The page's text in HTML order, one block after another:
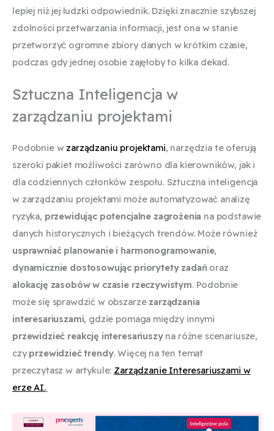
lepiej niż jej ludzki odpowiednik. Dzięki znacznie szybszej
zdolności przetwarzania informacji, jest ona w stanie
przetworzyć ogromne zbiory danych w krótkim czasie,
podczas gdy jednej osobie zajęłoby to kilka dekad.
Sztuczna Inteligencja w
zarządzaniu projektami
Podobnie w zarządzaniu projektami, narzędzia te oferują
szeroki pakiet możliwości zarówno dla kierowników, jak i
dla codziennych członków zespołu. Sztuczna inteligencja
w zarządzaniu projektami może automatyzować analizę
ryzyka, przewidując potencjalne zagrożenia na podstawie
danych historycznych i bieżących trendów. Może również
usprawniać planowanie i harmonogramowanie,
dynamicznie dostosowując priorytety zadań oraz
alokację zasobów w czasie rzeczywistym. Podobnie
może się sprawdzić w obszarze zarządzania
interesariuszami, gdzie pomaga między innymi
przewidzieć reakcję interesariuszyna różne scenariusze,
czyprzewidzieć trendy. Więcej na ten temat
przeczytasz w artykule: Zarządzanie Interesariuszami w
erze AI.